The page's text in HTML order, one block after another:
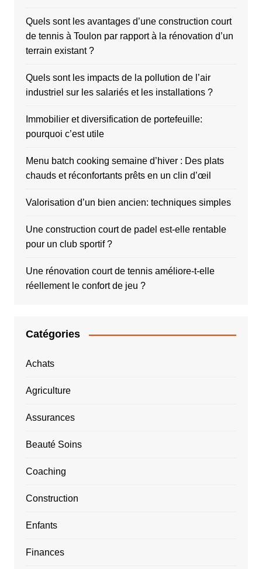
Quels sont les avantages d’une construction court
de tennis à Toulon par rapport à la rénovation d’un
terrain existant ?
Quels sont les impacts de la pollution de l’air
industriel sur les salariés et les installations ?
Immobilier et diversification de portefeuille:
pourquoi c’est utile
Menu batch cooking semaine d’hiver : Des plats
chauds et réconfortants prêts en un clin d’œil
Valorisation d’un bien ancien: techniques simples
Une construction court de padel est-elle rentable
pour un club sportif ?
Une rénovation court de tennis améliore-t-elle
réellement le confort de jeu ?
Catégories
Achats
Agriculture
Assurances
Beauté Soins
Coaching
Construction
Enfants
Finances